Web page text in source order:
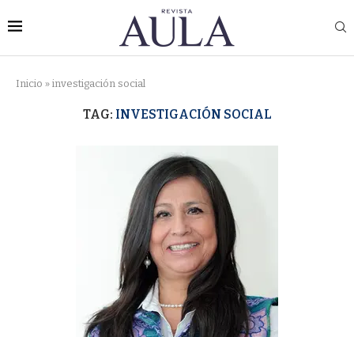
Inicio » investigación social
TAG: INVESTIGACIÓN SOCIAL